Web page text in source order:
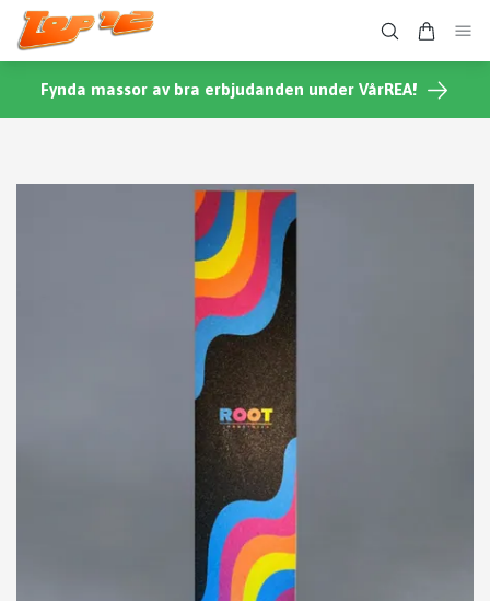
Fynda massor av bra erbjudanden under VårREA!